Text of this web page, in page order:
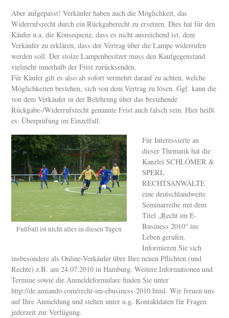
Aber aufgepasst! Verkäufer haben auch die Möglichkeit, das
Widerrufsrecht durch ein Rückgaberecht zu ersetzen. Dies hat für den
Käufer u.a. die Konsequenz, dass es nicht ausreichend ist, dem
Verkäufer zu erklären, dass der Vertrag über die Lampe widerrufen
werden soll. Der stolze Lampenbesitzer muss den Kaufgegenstand
vielmehr innerhalb der Frist zurücksenden.
Für Käufer gilt es also ab sofort vermehrt darauf zu achten, welche
Möglichkeiten bestehen, sich von dem Vertrag zu lösen. Ggf. kann die
von dem Verkäufer in der Belehrung über das bestehende
Rückgabe-/Widerrufsrecht genannte Frist auch falsch sein. Hier heißt
es: Überprüfung im Einzelfall.
Fußball ist nicht alles in diesen Tagen
Für Interessierte an
dieser Thematik hat die
Kanzlei SCHLÖMER &
SPERL
RECHTSANWÄLTE
eine deutschlandweite
Seminarreihe mit dem
Titel „Recht im E-
Business 2010“ ins
Leben gerufen.
Informieren Sie sich
insbesondere als Online-Verkäufer über Ihre neuen Pflichten (und
Rechte) z.B. am 24.07.2010 in Hamburg. Weitere Informationen und
Termine sowie die Anmeldeformulare finden Sie unter
http://de.amiando.com/recht-im-ebusiness-2010.html. Wir freuen uns
auf Ihre Anmeldung und stehen unter u.g. Kontaktdaten für Fragen
jederzeit zur Verfügung.